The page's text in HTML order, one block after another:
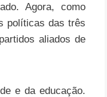
Agora, como
políticas das três
aliados de
e da educação.